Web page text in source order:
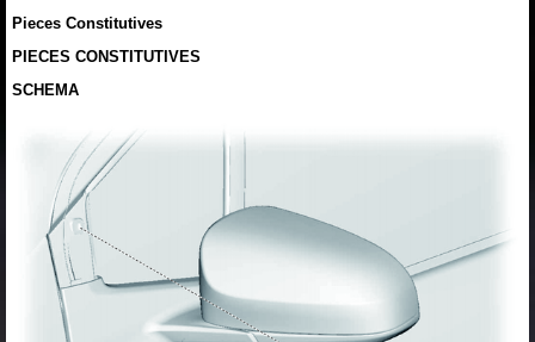
Pieces Constitutives
PIECES CONSTITUTIVES
SCHEMA